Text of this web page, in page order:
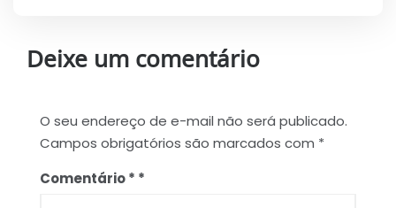
Deixe um comentário
O seu endereço de e-mail não será publicado.
Campos obrigatórios são marcados com *
Comentário*